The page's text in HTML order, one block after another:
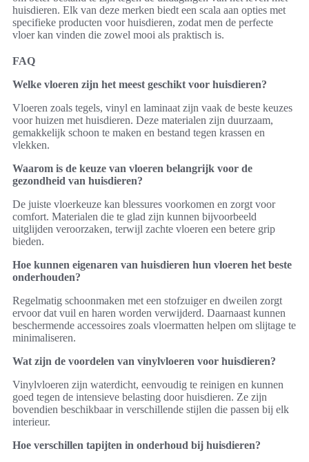
huisdieren. Elk van deze merken biedt een scala aan opties met
specifieke producten voor huisdieren, zodat men de perfecte
vloer kan vinden die zowel mooi als praktisch is.
FAQ
Welke vloeren zijn het meest geschikt voor huisdieren?
Vloeren zoals tegels, vinyl en laminaat zijn vaak de beste keuzes
voor huizen met huisdieren. Deze materialen zijn duurzaam,
gemakkelijk schoon te maken en bestand tegen krassen en
vlekken.
Waarom is de keuze van vloeren belangrijk voor de
gezondheid van huisdieren?
De juiste vloerkeuze kan blessures voorkomen en zorgt voor
comfort. Materialen die te glad zijn kunnen bijvoorbeeld
uitglijden veroorzaken, terwijl zachte vloeren een betere grip
bieden.
Hoe kunnen eigenaren van huisdieren hun vloeren het beste
onderhouden?
Regelmatig schoonmaken met een stofzuiger en dweilen zorgt
ervoor dat vuil en haren worden verwijderd. Daarnaast kunnen
beschermende accessoires zoals vloermatten helpen om slijtage te
minimaliseren.
Wat zijn de voordelen van vinylvloeren voor huisdieren?
Vinylvloeren zijn waterdicht, eenvoudig te reinigen en kunnen
goed tegen de intensieve belasting door huisdieren. Ze zijn
bovendien beschikbaar in verschillende stijlen die passen bij elk
interieur.
Hoe verschillen tapijten in onderhoud bij huisdieren?